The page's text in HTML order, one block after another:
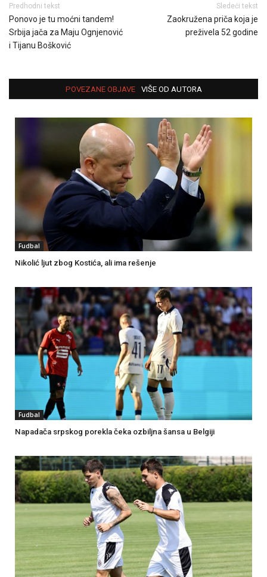
Predhodni tekst
Ponovo je tu moćni tandem!
Srbija jača za Maju Ognjenović
i Tijanu Bošković
Sledeći tekst
Zaokružena priča koja je
preživela 52 godine
POVEZANE OBJAVE VIŠE OD AUTORA
Fudbal
Nikolić ljut zbog Kostića, ali ima rešenje
Fudbal
Napadača srpskog porekla čeka ozbiljna šansa u Belgiji